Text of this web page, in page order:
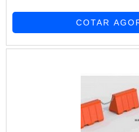
durante a noite. 75 cm de
para garantir segurança e
Balizador Refletivo de PE é a
sinalização eficiente em
COTAR